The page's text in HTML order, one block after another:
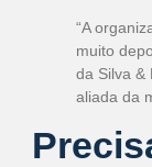
“A
muito
da Silva &
aliada da